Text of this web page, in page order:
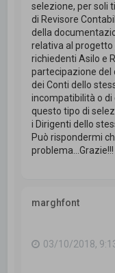
selezione, per soli
di Revisore
della
relativa al progetto
richiedenti Asilo e
partecipazione del
dei Conti dello
incompatibilità o di
questo tipo di
i Dirigenti dello
Può rispondermi
problema...Grazie!!!
marghfont
03/10/2018,